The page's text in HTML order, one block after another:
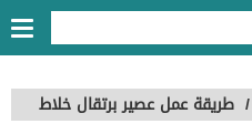
/ طريقة عمل عصير برتقال خلاط